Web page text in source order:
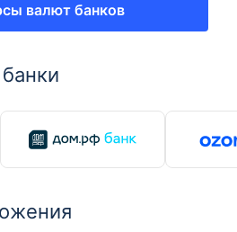
валют банков